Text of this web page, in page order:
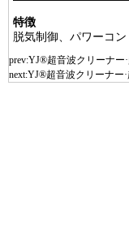
特徴
脱気制御、パワーコ
prev:YJ®超音波クリーナー·
next:YJ®超音波クリーナー·